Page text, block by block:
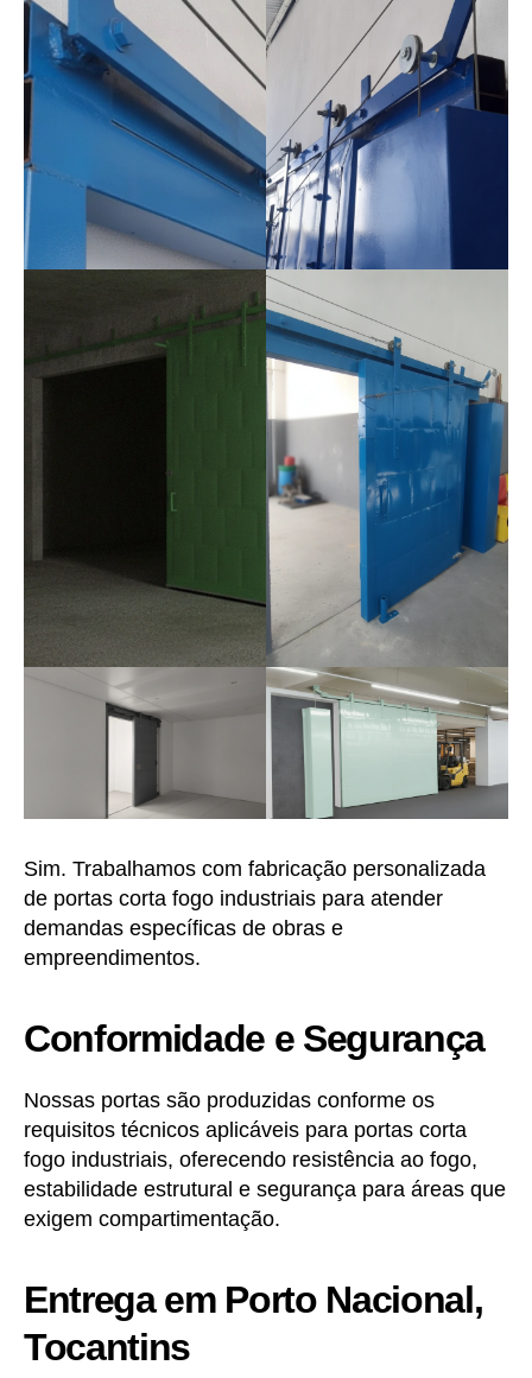
Sim. Trabalhamos com fabricação personalizada
de portas corta fogo industriais para atender
demandas específicas de obras e
empreendimentos.
Conformidade e Segurança
Nossas portas são produzidas conforme os
requisitos técnicos aplicáveis para portas corta
fogo industriais, oferecendo resistência ao fogo,
estabilidade estrutural e segurança para áreas que
exigem compartimentação.
Entrega em Porto Nacional,
Tocantins